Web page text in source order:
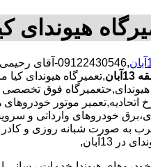
,09122430546-
خودروهای
به صورت شبانه روزی و